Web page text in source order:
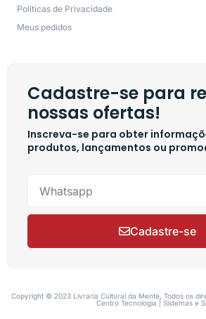
Políticas de Privacidade
Meus pedidos
Cadastre-se para
nossas ofertas!
Inscreva-se para obter
produtos, lançamentos ou
Cadastre-se
Copyright © 2023 Livraria Cultural da Mente, Todos os
Centro Tecnologia | Sistemas e